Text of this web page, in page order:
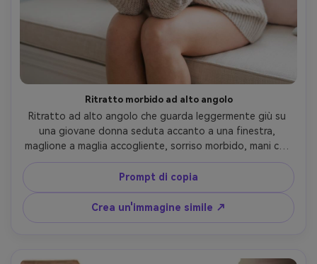
Ritratto morbido ad alto angolo
Ritratto ad alto angolo che guarda leggermente giù su
una giovane donna seduta accanto a una finestra,
maglione a maglia accogliente, sorriso morbido, mani che
incorniciano delicatamente il viso, sfondo luminoso e
arioso, luce diffusa della finestra, Nikon D850, obiettivo
85mm, f/1.8, bokeh cremoso, prospettiva lusinghiera,
texture naturale della pelle, colore pastello pulito,
fotorealistico-AR 4:5
Prompt di copia
Crea un'immagine simile ↗